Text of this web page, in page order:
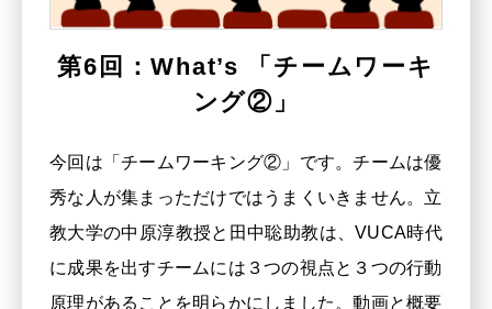
ストレスを低減させることにもつながり
価値観や、コロナ禍に影響されたビジ
ネスの環境変化などから、スピーディな
働き方や事業転換を余儀なくされている
今日この頃。働く一人ひとりがメンタル
ヘルスを維持するためにも、変化に対応
第6回：What’s 「チームワーキ
ング②」
今回は「チームワーキング②」です。チームは優
秀な人が集まっただけではうまくいきません。立
教大学の中原淳教授と田中聡助教は、VUCA時代
に成果を出すチームには３つの視点と３つの行動
原理があることを明らかにしました。動画と概要